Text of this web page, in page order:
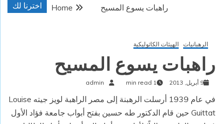
اخترنا لك Home راهبات يسوع المسيح
الرهبانيات الهيئات الكاثوليكية
راهبات يسوع المسيح
9 أبريل, 2013 1 min read
admin
في عام 1939 أرسلت الرهبنة إلى مصر الراهبة لويز جيته Louise
Guittat حين قام الدكتور طه حسين بفتح أبواب جامعة فؤاد الأول